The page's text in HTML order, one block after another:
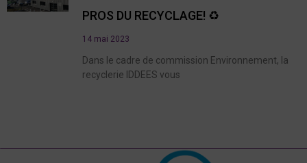
PROS DU RECYCLAGE! ♻️
14 mai 2023
Dans le cadre de commission Environnement, la
recyclerie IDDEES vous